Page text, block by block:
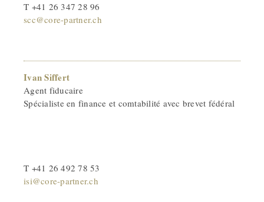
T +41 26 347 28 96
scc@core-partner.ch
Ivan Siffert
Agent fiducaire
Spécialiste en finance et comtabilité avec brevet fédéral
T +41 26 492 78 53
isi@core-partner.ch